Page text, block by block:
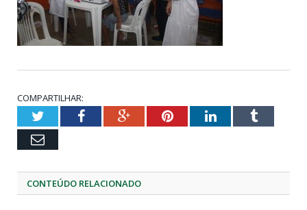
COMPARTILHAR:
TwitterFacebookGoogle+PinterestLinkedInTumblr
Email
CONTEÚDO RELACIONADO